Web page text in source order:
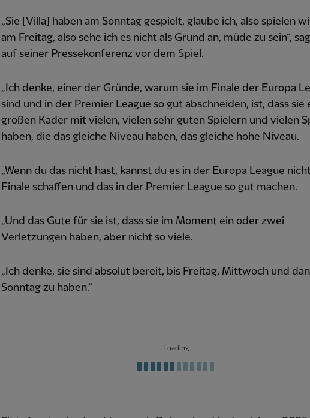
„Sie [Villa] haben am Sonntag gespielt, glaube ich, also spielen
am Freitag, also sehe ich es nicht als Grund an, müde zu sein“,
auf seiner Pressekonferenz vor dem Spiel.
„Ich denke, einer der Gründe, warum sie im Finale der Europa
sind und in der Premier League so gut abschneiden, ist, dass sie
großen Kader mit vielen, vielen sehr guten Spielern und vielen
haben, die das gleiche Niveau haben, das gleiche hohe Niveau.
„Wenn du das nicht hast, kannst du es in der Europa League
Finale schaffen und das in der Premier League so gut machen.
„Und das Gute für sie ist, dass sie im Moment ein oder zwei
Verletzungen haben, aber nicht so viele.
„Ich denke, sie sind absolut bereit, bis Freitag, Mittwoch und
Sonntag zu haben.“
Loading